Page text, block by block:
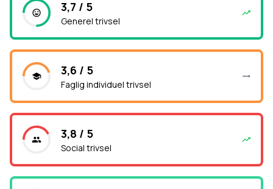
3,7 / 5
Generel trivsel
3,6 / 5
Faglig individuel trivsel
3,8 / 5
Social trivsel